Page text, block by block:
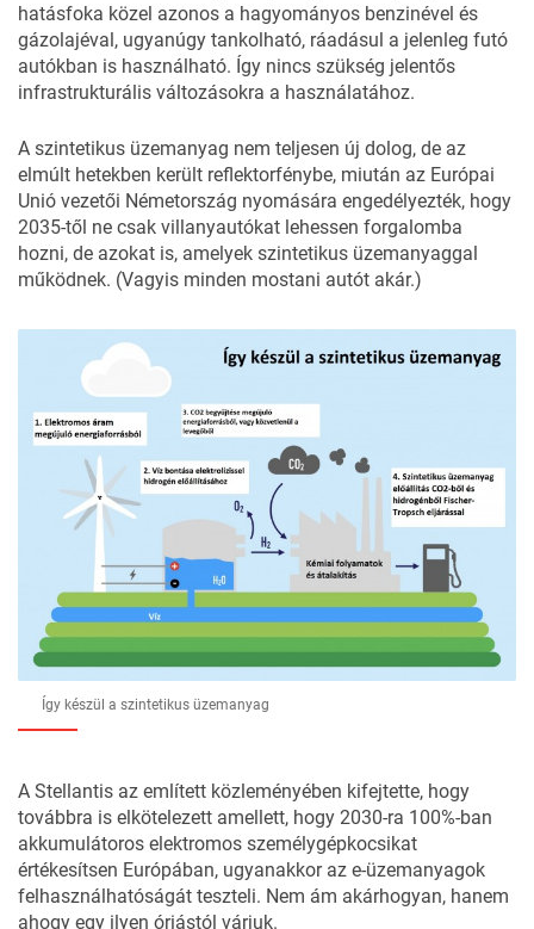
hatásfoka közel azonos a hagyományos benzinével és
gázolajéval, ugyanúgy tankolható, ráadásul a jelenleg futó
autókban is használható. Így nincs szükség jelentős
infrastrukturális változásokra a használatához.
A szintetikus üzemanyag nem teljesen új dolog, de az
elmúlt hetekben került reflektorfénybe, miután az Európai
Unió vezetői Németország nyomására engedélyezték, hogy
2035-től ne csak villanyautókat lehessen forgalomba
hozni, de azokat is, amelyek szintetikus üzemanyaggal
működnek. (Vagyis minden mostani autót akár.)
Így készül a szintetikus üzemanyag
A Stellantis az említett közleményében kifejtette, hogy
továbbra is elkötelezett amellett, hogy 2030-ra 100%-ban
akkumulátoros elektromos személygépkocsikat
értékesítsen Európában, ugyanakkor az e-üzemanyagok
felhasználhatóságát teszteli. Nem ám akárhogyan, hanem
ahogy egy ilyen óriástól várjuk.